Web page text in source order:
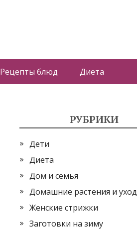
Рецепты блюд Диета
РУБРИКИ
Дети
Диета
Дом и семья
Домашние растения и уход
Женские стрижки
Заготовки на зиму